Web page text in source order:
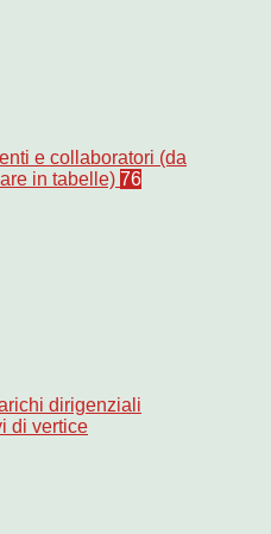
e collaboratori (da
in tabelle) 76
dirigenziali
di vertice